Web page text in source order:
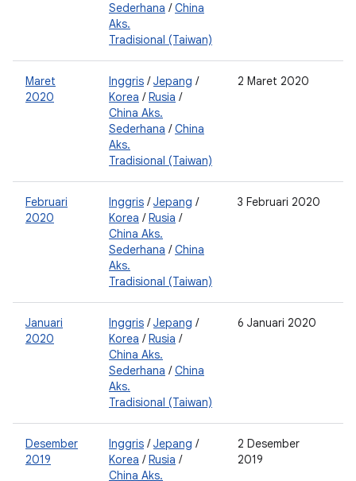
Sederhana /China
Aks.
Tradisional (Taiwan)
Maret
2020
Inggris /Jepang /
Korea /Rusia /
China Aks.
Sederhana /China
Aks.
Tradisional (Taiwan)
2 Maret 2020
Februari
2020
Inggris /Jepang /
Korea /Rusia /
China Aks.
Sederhana /China
Aks.
Tradisional (Taiwan)
3 Februari 2020
Januari
2020
Inggris /Jepang /
Korea /Rusia /
China Aks.
Sederhana /China
Aks.
Tradisional (Taiwan)
6 Januari 2020
Desember
2019
Inggris /Jepang /
Korea /Rusia /
China Aks.
2 Desember
2019